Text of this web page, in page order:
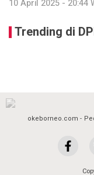
10 April 2025 - 20:44
Trending di
okeborneo.com